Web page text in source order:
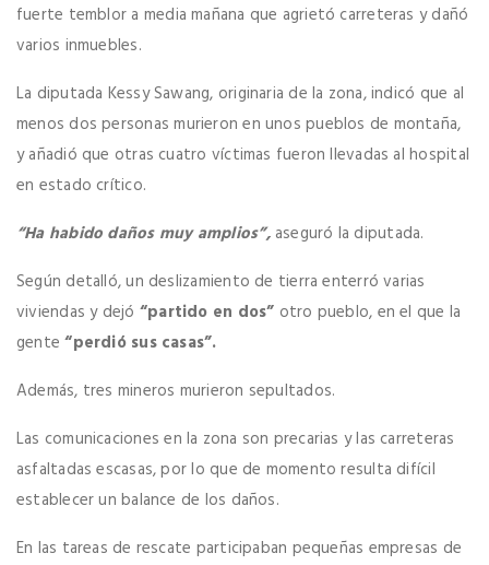
fuerte temblor a media mañana que agrietó carreteras y dañó
varios inmuebles.
La diputada Kessy Sawang, originaria de la zona, indicó que al
menos dos personas murieron en unos pueblos de montaña,
y añadió que otras cuatro víctimas fueron llevadas al hospital
en estado crítico.
“Ha habido daños muy amplios”,aseguró la diputada.
Según detalló, un deslizamiento de tierra enterró varias
viviendas y dejó “partido en dos” otro pueblo, en el que la
gente “perdió sus casas”.
Además, tres mineros murieron sepultados.
Las comunicaciones en la zona son precarias y las carreteras
asfaltadas escasas, por lo que de momento resulta difícil
establecer un balance de los daños.
En las tareas de rescate participaban pequeñas empresas de